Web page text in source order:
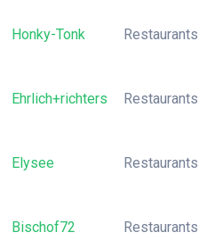
Honky-Tonk Restaurants
Ehrlich+richters Restaurants
Elysee Restaurants
Bischof72 Restaurants